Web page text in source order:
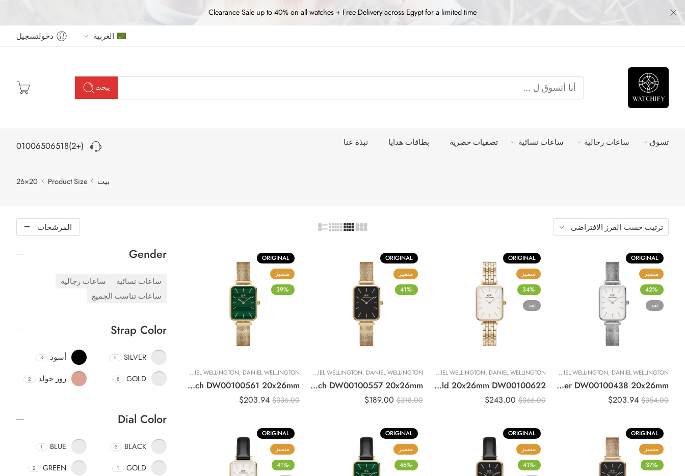
Clearance Sale up to 40% on all watches + Free Delivery across Egypt for a limited time
العربية دخولتسجيل
يبحث
تسوق ساعات رجالية ساعات نسائية تصفيات حصرية بطاقات هدايا نبذة عنا (+2)01006506518
بيت Product Size
20×26
المرشحات ترتيب حسب الفرز الافتراضى
ORIGINAL
متميز
-42%
نفذ
DANIEL WELLINGTON , DANIEL WELLINGTON ساعات نسائية
Original DANIEL WELLINGTON Ladies Watch Quadro Pressed Sterling Silver DW00100438 20x26mm
$354.00
$203.94
ORIGINAL
متميز
-34%
نفذ
DANIEL WELLINGTON , DANIEL WELLINGTON ساعات نسائية
Original Daniel Wellington Quadro 5-Link Evergold 20x26mm DW00100622
$366.00
$243.00
ORIGINAL
متميز
-41%
DANIEL WELLINGTON , DANIEL WELLINGTON تصفيات حصرية,ساعات نسائية
Original DANIEL WELLINGTON QUADRO PRESSED EVERGOLD Watch DW00100557 20x26mm
$318.00
$189.00
ORIGINAL
متميز
-39%
DANIEL WELLINGTON , DANIEL WELLINGTON تصفيات حصرية
Original DANIEL WELLINGTON QUADRO PRESSED EVERGOLD Watch DW00100561 20x26mm
$336.00
$203.94
ORIGINAL
متميز
-37%
ORIGINAL
متميز
-41%
ORIGINAL
متميز
-46%
ORIGINAL
متميز
-41%
Gender
ساعات نسائية
ساعات رجالية
ساعات تناسب الجميع
Strap Color
SILVER
5 أسود 3
GOLD
8 روز جولد 2
Dial Color
BLACK
3
BLUE
1
GOLD
1
GREEN
2